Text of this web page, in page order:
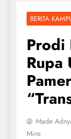
BERITA
Prodi
Rupa
Made
Mins